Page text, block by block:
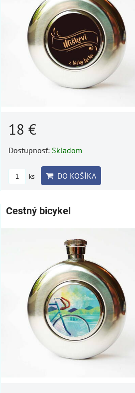
18 €
Dostupnosť: Skladom
ks DO KOŠÍKA
Cestný bicykel